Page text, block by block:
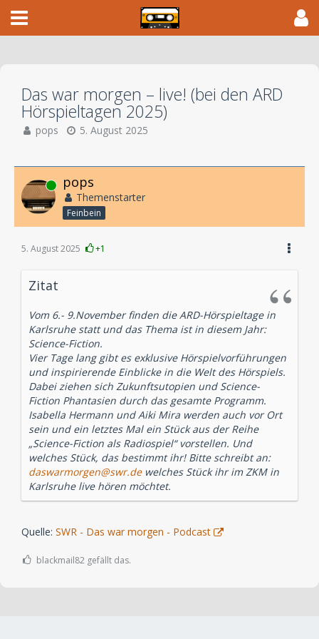
Das war morgen – live! (bei den ARD
Hörspieltagen 2025)
pops 5. August 2025
Online pops
Themenstarter
Feinbein
5. August 2025 +1
Zitat
Vom 6.- 9.November finden die ARD-Hörspieltage in
Karlsruhe statt und das Thema ist in diesem Jahr:
Science-Fiction.
Vier Tage lang gibt es exklusive Hörspielvorführungen
und inspirierende Einblicke in die Welt des Hörspiels.
Dabei ziehen sich Zukunftsutopien und Science-
Fiction Phantasien durch das gesamte Programm.
Isabella Hermann und Aiki Mira werden auch vor Ort
sein und ein letztes Mal ein Stück aus der Reihe
„Science-Fiction als Radiospiel“ vorstellen. Und
welches Stück, das bestimmt ihr! Bitte schreibt an:
daswarmorgen@swr.dewelches Stück ihr im ZKM in
Karlsruhe live hören möchtet.
Quelle: SWR - Das war morgen - Podcast
blackmail82 gefällt das.